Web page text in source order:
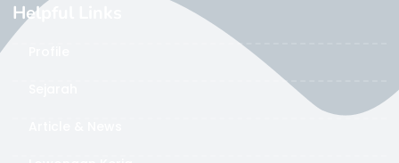
Helpful Links